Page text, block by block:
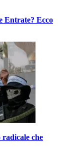
Entrate? Ecco
che